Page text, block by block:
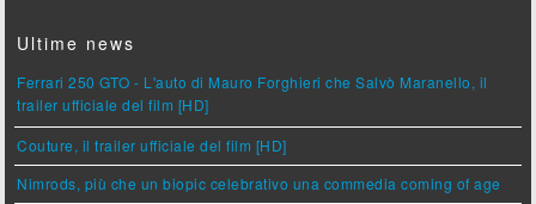
Ultime news
Ferrari 250 GTO - L'auto di Mauro Forghieri che Salvò Maranello, il
trailer ufficiale del film [HD]
Couture, il trailer ufficiale del film [HD]
Nimrods, più che un biopic celebrativo una commedia coming of age